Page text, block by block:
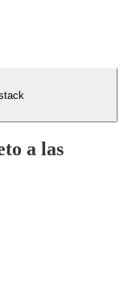
a las